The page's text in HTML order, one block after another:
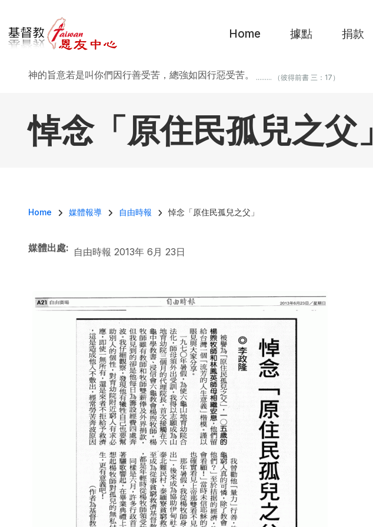
Home 據點 捐款
神的旨意若是叫你們因行善受苦，總強如因行惡受苦。 ......... （彼得前書 三：17）
悼念「原住民孤兒之父」
導航連結
Home 媒體報導 自由時報 悼念「原住民孤兒之父」
媒體出處 自由時報 2013年 6月 23日